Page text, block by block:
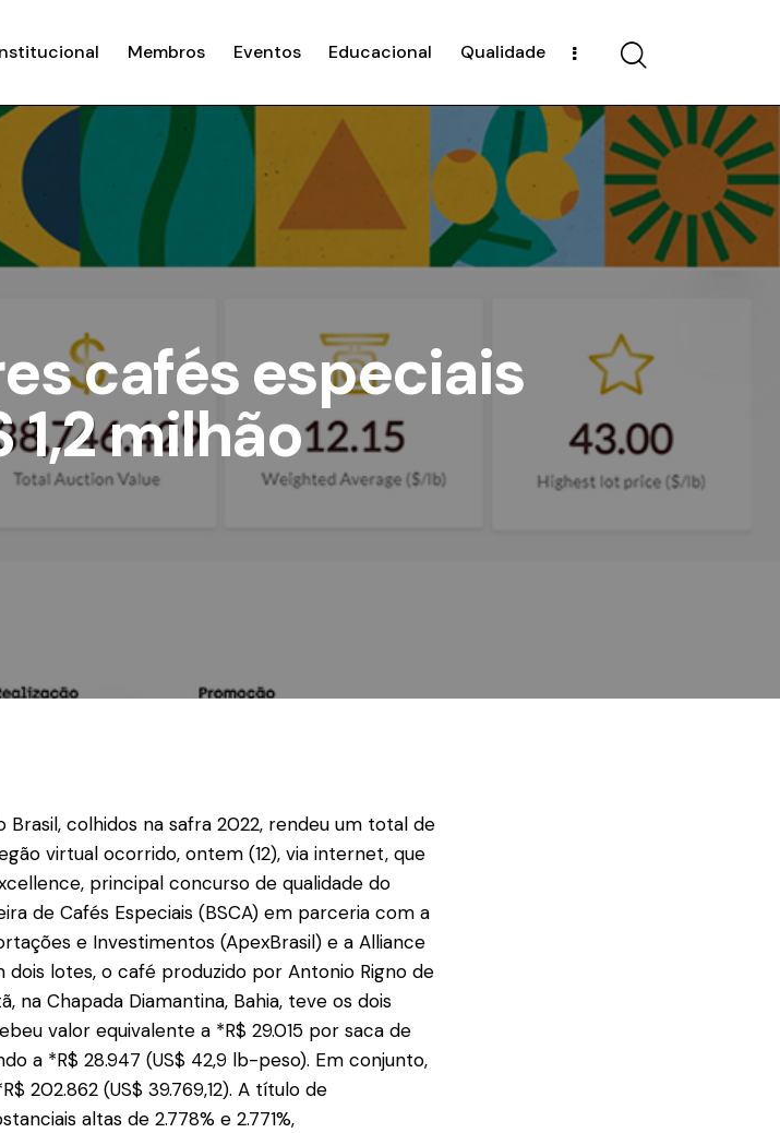
Membros Eventos Educacional Qualidade
cafés especiais
milhão
colhidos na safra 2022, rendeu um total de
virtual ocorrido, ontem (12), via internet, que
principal concurso de qualidade do
de Cafés Especiais (BSCA) em parceria com a
e Investimentos (ApexBrasil) e a Alliance
dois lotes, o café produzido por Antonio Rigno de
na Chapada Diamantina, Bahia, teve os dois
valor equivalente a *R$ 29.015 por saca de
a *R$ 28.947 (US$ 42,9 lb-peso). Em conjunto,
202.862 (US$ 39.769,12). A título de
altas de 2.778% e 2.771%,